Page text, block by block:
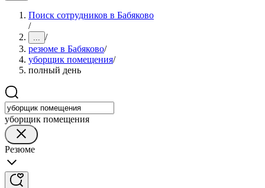
Поиск сотрудников в Бабяково
/
... /
резюме в Бабяково/
уборщик помещения/
полный день
уборщик помещения
Резюме